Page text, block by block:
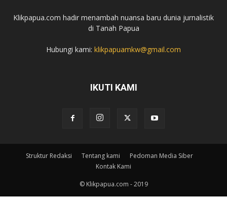
Klikpapua.com hadir menambah nuansa baru dunia jurnalistik
di Tanah Papua
Hubungi kami: klikpapuamkw@gmail.com
IKUTI KAMI
Struktur Redaksi Tentang kami
Pedoman Media Siber
Kontak Kami
© Klikpapua.com - 2019